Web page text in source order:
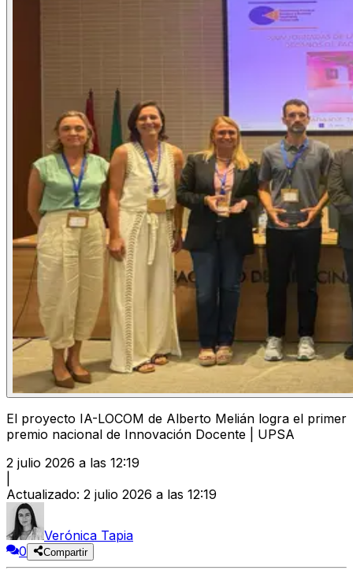
El proyecto IA-LOCOM de Alberto Melián logra el primer
premio nacional de Innovación Docente | UPSA
2 julio 2026 a las 12:19
Actualizado: 2 julio 2026 a las 12:19
Verónica Tapia
0
Compartir